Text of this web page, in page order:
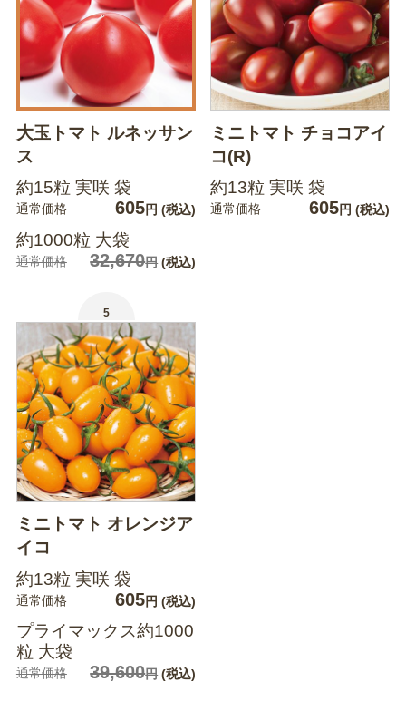
大玉トマト ルネッサン
ス
約15粒 実咲 袋
通常価格 605円 (税込)
約1000粒 大袋
通常価格 32,670円(税込)
ミニトマト チョコアイ
コ(R)
約13粒 実咲 袋
通常価格 605円 (税込)
5
ミニトマト オレンジア
イコ
約13粒 実咲 袋
通常価格 605円 (税込)
プライマックス約1000
粒 大袋
通常価格 39,600円(税込)